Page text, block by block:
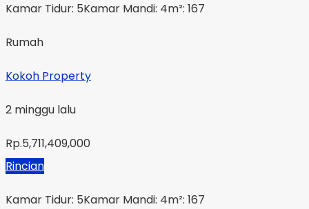
Kamar Tidur: 5Kamar Mandi: 4m²: 167
Rumah
Kokoh Property
2 minggu lalu
Rp.5,711,409,000
Rincian
Kamar Tidur: 5Kamar Mandi: 4m²: 167